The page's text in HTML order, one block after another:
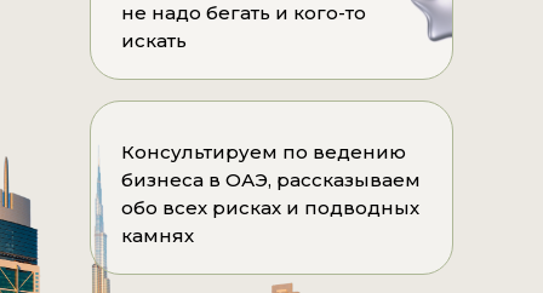
не надо бегать и кого-то
искать
Консультируем по ведению
бизнеса в ОАЭ, рассказываем
обо всех рисках и подводных
камнях